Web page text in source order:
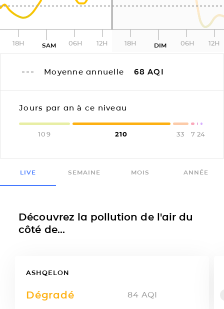
18H SAM 06H 12H 18H DIM 06H 12H
Moyenne annuelle 68 AQI
Jours par an à ce niveau
109 210 33 7 24
LIVE SEMAINE MOIS ANNÉE
Découvrez la pollution de l'air du
côté de...
ASHQELON
Dégradé 84 AQI